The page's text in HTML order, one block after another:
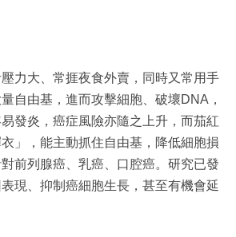
力大、常捱夜食外賣，同時又常用手
自由基，進而攻擊細胞、破壞DNA，
發炎，癌症風險亦隨之上升，而茄紅
」，能主動抓住自由基，降低細胞損
前列腺癌、乳癌、口腔癌。研究已發
現、抑制癌細胞生長，甚至有機會延